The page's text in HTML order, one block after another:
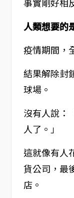
事實剛好相
人類想要的
疫情期間，
結果解除封
球場。
沒有人說：
人了。」
這就像有人
貨公司，最
店。